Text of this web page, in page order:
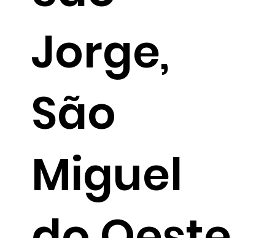
Jorge,
São
Miguel